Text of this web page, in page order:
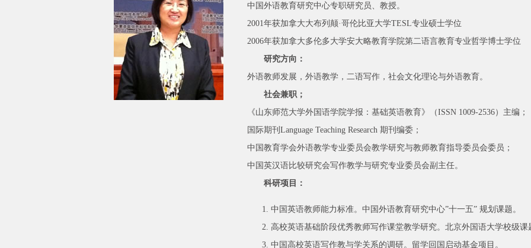
中国外语教育研究中心专职研究员、教授。
2001年获加拿大大布列颠·哥伦比亚大学TESL专业硕士学位
2006年获加拿大多伦多大学安大略教育学院第二语言教育专业哲学博士学位
研究方向：
外语教师发展，外语教学，二语写作，社会文化理论与外语教育。
社会兼职；
《山东师范大学外国语学院学报：基础英语教育》（ISSN 1009-2536）主编；
国际期刊Language Teaching Research 期刊编委；
中国教育学会外语教学专业委员会教学研究与教师教育指导委员会委员；
中国英汉语比较研究会写作教学与研究专业委员会副主任。
科研项目：
中国英语教师能力标准。中国外语教育研究中心”十一五” 规划课题。
高校英语基础阶段优秀教师写作课堂教学研究。 北京外国语大学校级课
中国高校英语写作教与学关系的调研。留学回国启动基金项目。